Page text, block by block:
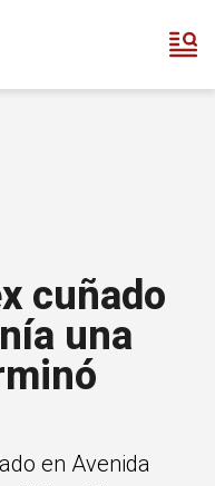
cuñado
una
en Avenida